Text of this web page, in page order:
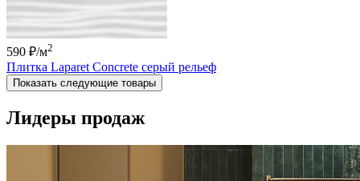
590 ₽/м2
Плитка Laparet Concrete серый рельеф
Показать следующие товары
Лидеры продаж